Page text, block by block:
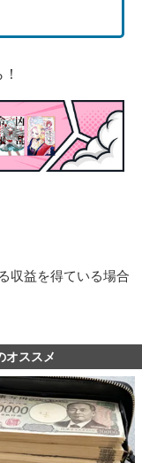
収益を得ている場合
オススメ